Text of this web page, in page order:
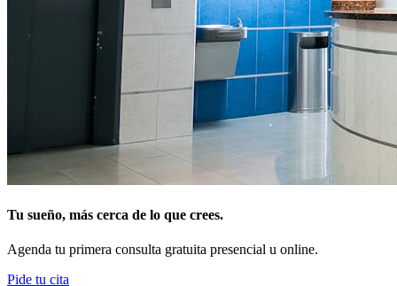
Tu sueño, más cerca de lo que crees.
Agenda tu primera consulta gratuita presencial u online.
Pide tu cita